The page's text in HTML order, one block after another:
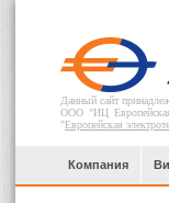
Данный сайт
ООО "ИЦ
"Европейская
Компания